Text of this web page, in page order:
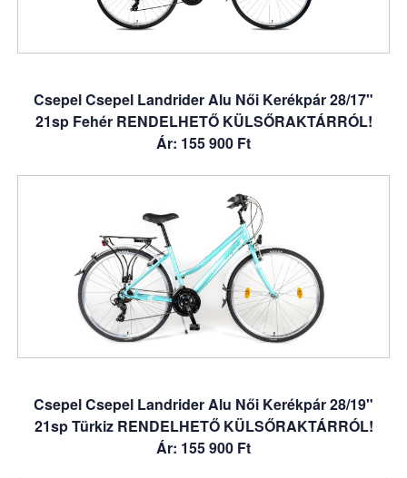
Csepel Csepel Landrider Alu Női Kerékpár 28/17"
21sp Fehér RENDELHETŐ KÜLSŐRAKTÁRRÓL!
Ár: 155 900 Ft
Csepel Csepel Landrider Alu Női Kerékpár 28/19"
21sp Türkiz RENDELHETŐ KÜLSŐRAKTÁRRÓL!
Ár: 155 900 Ft